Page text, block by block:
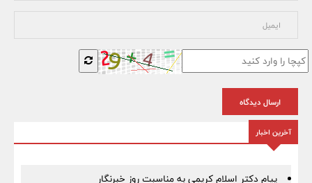
ارسال دیدگاه
آخرین اخبار
پیام دکتر اسلام کریمی به مناسبت روز خبرنگار